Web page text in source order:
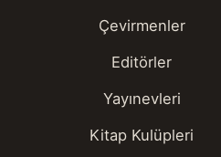
Çevirmenler
Editörler
Yayınevleri
Kitap Kulüpleri